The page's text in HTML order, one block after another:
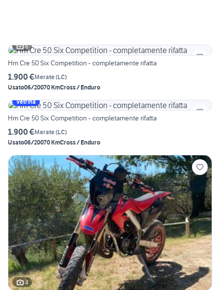
6
Hm Cre 50 Six Competition - completamente rifatta
1.900 €Merate(LC)
Usato06/20070 KmCross / Enduro
Vetrina
Hm Cre 50 Six Competition - completamente rifatta
1.900 €Merate(LC)
Usato06/20070 KmCross / Enduro
4